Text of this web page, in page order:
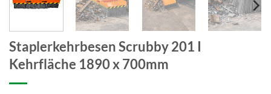
Staplerkehrbesen Scrubby 201 I
Kehrfläche 1890 x 700mm